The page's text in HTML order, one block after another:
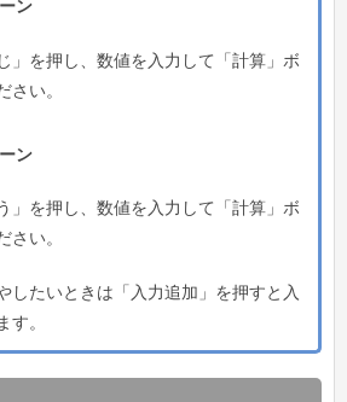
ン
」を押し、数値を入力して「計算」ボ
さい。
ン
」を押し、数値を入力して「計算」ボ
さい。
したいときは「入力追加」を押すと入
す。